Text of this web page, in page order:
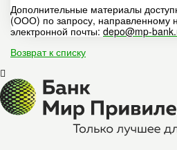
Дополнительные материалы
(ООО) по запросу, направленному
электронной почты: depo@mp-
Возврат к списку